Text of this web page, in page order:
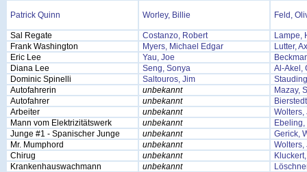
Patrick Quinn Worley, Billie Feld,
Sal Regate Costanzo, Robert
Lampe,
Frank Washington
Myers, Michael Edgar
Lutter,
Eric Lee
Yau, Joe
Diana Lee
Seng, Sonya
Al-Akel,
Dominic Spinelli
Saltouros, Jim
Autofahrerin
unbekannt
Mazay,
Autofahrer
unbekannt
Arbeiter
unbekannt
Wolters,
Mann vom Elektrizitätswerk
unbekannt
Junge #1 - Spanischer Junge
unbekannt
Gerick,
Mr. Mumphord
unbekannt
Wolters,
Chirug
unbekannt
Krankenhauswachmann
unbekannt